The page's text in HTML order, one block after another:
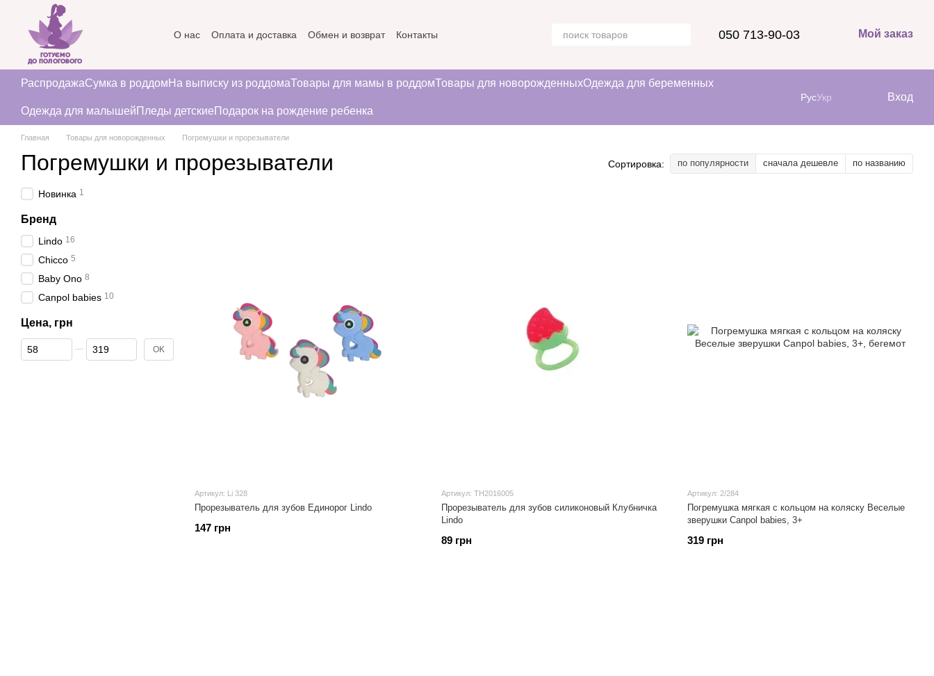
Перейти к основному контенту
О нас Оплата и доставка Обмен и возврат
Контакты
050 713-90-03 Мой заказ
РаспродажаСумка в роддом На выписку из роддомаТовары для мамы в роддомТовары для новорожденныхОдежда для беременных
Одежда для малышей Пледы детские Подарок на рождение ребенка
РусУкр Вход
Главная Товары для новорожденных Погремушки и прорезыватели
Погремушки и прорезыватели Сортировка: по популярности сначала дешевле по названию
Артикул: Li 328
Прорезыватель для зубов Единорог Lindo
147 грн
Артикул: TH2016005
Прорезыватель для зубов силиконовый Клубничка
Lindo
89 грн
Артикул: 2/284
Погремушка мягкая с кольцом на коляску Веселые
зверушки Canpol babies, 3+
319 грн
Новинка 1
Бренд
Lindo 16
Chicco 5
Baby Ono 8
Canpol babies 10
Цена, грн
От Цена, грн
До Цена, грн OK